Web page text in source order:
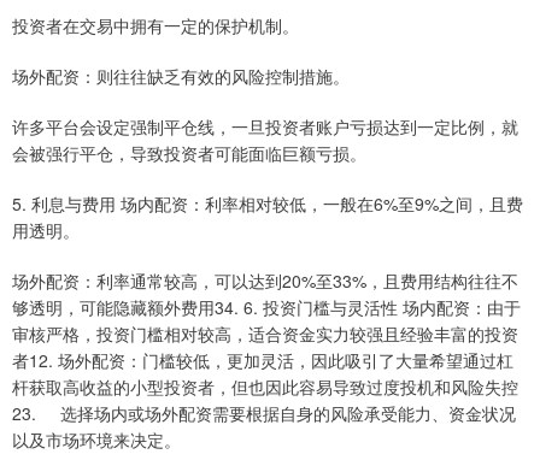
投资者在交易中拥有一定的保护机制。
场外配资：则往往缺乏有效的风险控制措施。
许多平台会设定强制平仓线，一旦投资者账户亏损达到一定比例，就
会被强行平仓，导致投资者可能面临巨额亏损。
5. 利息与费用 场内配资：利率相对较低，一般在6%至9%之间，且费
用透明。
场外配资：利率通常较高，可以达到20%至33%，且费用结构往往不
够透明，可能隐藏额外费用34. 6. 投资门槛与灵活性 场内配资：由于
审核严格，投资门槛相对较高，适合资金实力较强且经验丰富的投资
者12. 场外配资：门槛较低，更加灵活，因此吸引了大量希望通过杠
杆获取高收益的小型投资者，但也因此容易导致过度投机和风险失控
23. 选择场内或场外配资需要根据自身的风险承受能力、资金状况
以及市场环境来决定。